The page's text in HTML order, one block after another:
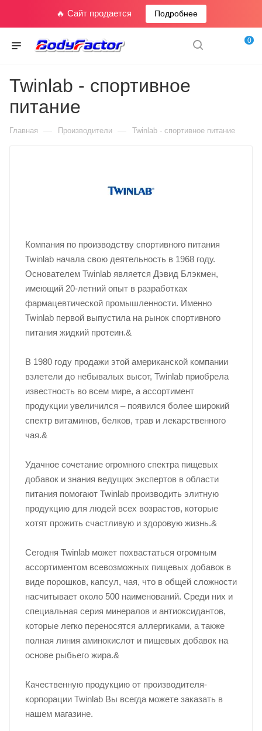
🔥 Сайт продается Подробнее
0
Twinlab - спортивное
питание
Главная — Производители — Twinlab - спортивное питание
Компания по производству спортивного питания
Twinlab начала свою деятельность в 1968 году.
Основателем Twinlab является Дэвид Блэкмен,
имеющий 20-летний опыт в разработках
фармацевтической промышленности. Именно
Twinlab первой выпустила на рынок спортивного
питания жидкий протеин.&
В 1980 году продажи этой американской компании
взлетели до небывалых высот, Twinlab приобрела
известность во всем мире, а ассортимент
продукции увеличился – появился более широкий
спектр витаминов, белков, трав и лекарственного
чая.&
Удачное сочетание огромного спектра пищевых
добавок и знания ведущих экспертов в области
питания помогают Twinlab производить элитную
продукцию для людей всех возрастов, которые
хотят прожить счастливую и здоровую жизнь.&
Сегодня Twinlab может похвастаться огромным
ассортиментом всевозможных пищевых добавок в
виде порошков, капсул, чая, что в общей сложности
насчитывает около 500 наименований. Среди них и
специальная серия минералов и антиоксидантов,
которые легко переносятся аллергиками, а также
полная линия аминокислот и пищевых добавок на
основе рыбьего жира.&
Качественную продукцию от производителя-
корпорации Twinlab Вы всегда можете заказать в
нашем магазине.